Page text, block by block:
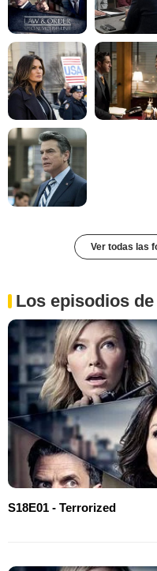
Ver todas las
Los episodios
S18E01 - Terrorized